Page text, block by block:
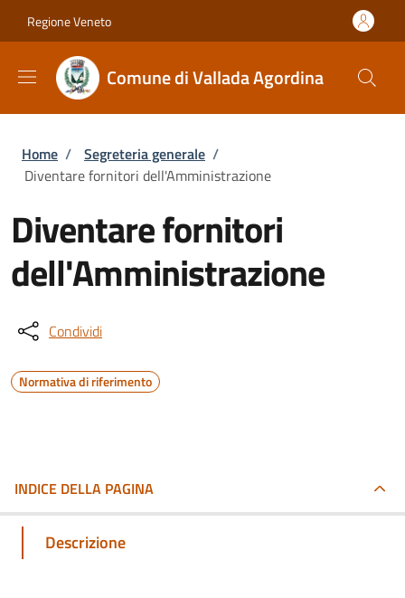
Regione Veneto
Comune di Vallada Agordina
Briciole di pane
Home / Segreteria generale /
Diventare fornitori dell'Amministrazione
Diventare fornitori
dell'Amministrazione
Condividi
Normativa di riferimento
INDICE DELLA PAGINA
Descrizione